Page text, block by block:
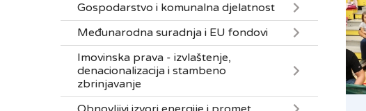
Gospodarstvo i komunalna djelatnost
Međunarodna suradnja i EU fondovi
Imovinska prava - izvlaštenje,
denacionalizacija i stambeno
zbrinjavanje